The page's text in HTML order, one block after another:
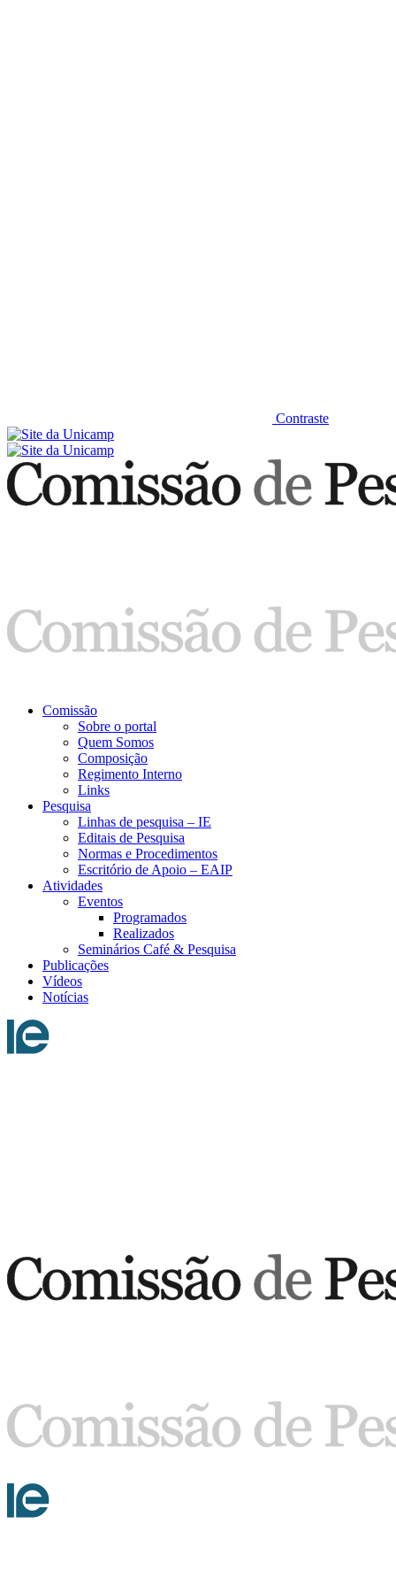
Contraste
Comissão
Sobre o portal
Quem Somos
Composição
Regimento Interno
Links
Pesquisa
Linhas de pesquisa – IE
Editais de Pesquisa
Normas e Procedimentos
Escritório de Apoio – EAIP
Atividades
Eventos
Programados
Realizados
Seminários Café & Pesquisa
Publicações
Vídeos
Notícias